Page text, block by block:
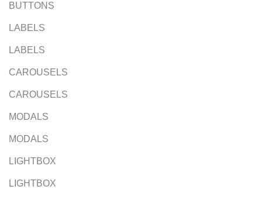
BUTTONS
LABELS
LABELS
CAROUSELS
CAROUSELS
MODALS
MODALS
LIGHTBOX
LIGHTBOX